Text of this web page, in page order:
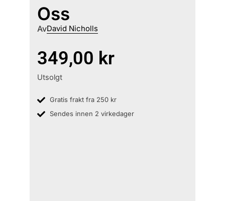
Oss
AvDavid Nicholls
349,00 kr
Utsolgt
Gratis frakt fra 250 kr
Sendes innen 2 virkedager